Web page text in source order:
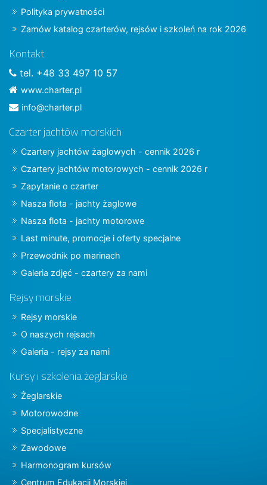
Polityka prywatności
Zamów katalog czarterów, rejsów i szkoleń na rok 2026
Kontakt
tel. +48 33 497 10 57
www.charter.pl
info@charter.pl
Czarter jachtów morskich
Czartery jachtów żaglowych - cennik 2026 r
Czartery jachtów motorowych - cennik 2026 r
Zapytanie o czarter
Nasza flota - jachty żaglowe
Nasza flota - jachty motorowe
Last minute, promocje i oferty specjalne
Przewodnik po marinach
Galeria zdjęć - czartery za nami
Rejsy morskie
Rejsy morskie
O naszych rejsach
Galeria - rejsy za nami
Kursy i szkolenia żeglarskie
Żeglarskie
Motorowodne
Specjalistyczne
Zawodowe
Harmonogram kursów
Centrum Edukacji Morskiej